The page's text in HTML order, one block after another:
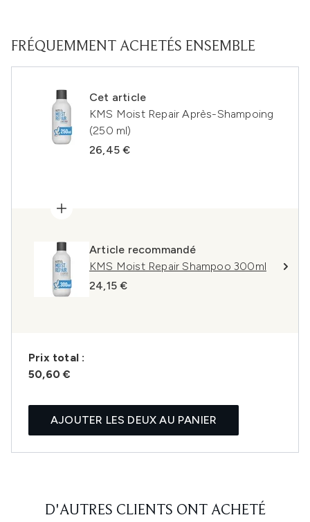
FRÉQUEMMENT ACHETÉS ENSEMBLE
Cet article
KMS Moist Repair Après-Shampoing
(250 ml)
26,45 €
Article recommandé
KMS Moist Repair Shampoo 300ml
24,15 €
Prix ​​total :
50,60 €
AJOUTER LES DEUX AU PANIER
D'AUTRES CLIENTS ONT ACHETÉ